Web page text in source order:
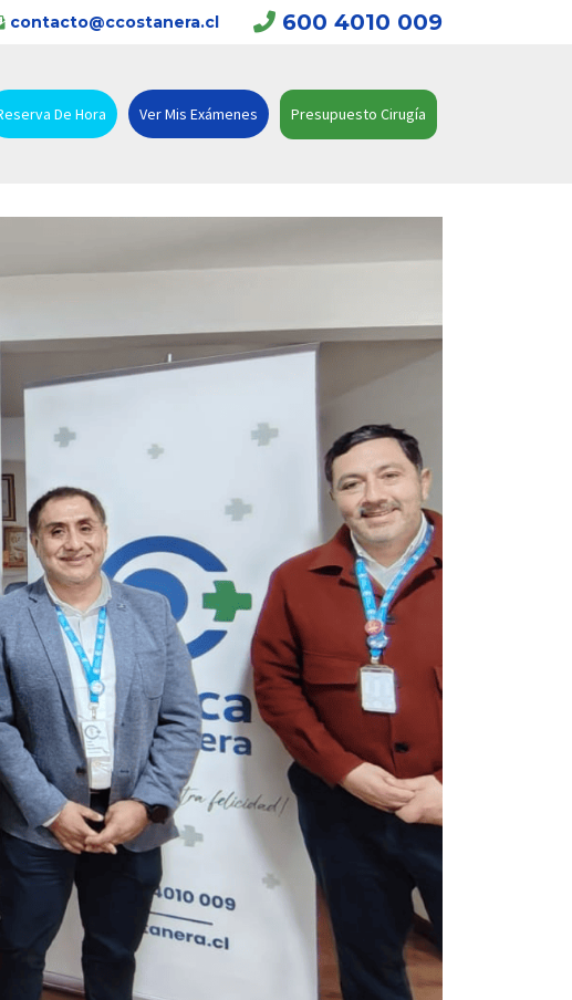
contacto@ccostanera.cl 600 4010 009
De Hora Ver Mis Exámenes Presupuesto Cirugía